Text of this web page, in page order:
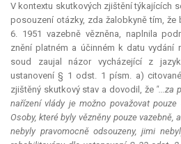
V kontextu skutkových zjištění týkajících
posouzení otázky, zda žalobkyně tím, že
6. 1951 vazebně vězněna, naplnila
znění platném a účinném k datu vydání
soud zaujal názor vycházející z
ustanovení § 1 odst. 1 písm. a)
zjištěný skutkový stav a dovodil, že "...za
nařízení vlády je možno považovat
Osoby, které byly vězněny pouze vazebně,
nebyly pravomocně odsouzeny, jimi